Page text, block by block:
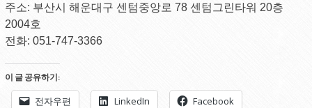
주소: 부산시 해운대구 센텀중앙로 78 센텀그린타워 20층
2004호
전화: 051-747-3366
이 글 공유하기:
전자우편 LinkedIn Facebook